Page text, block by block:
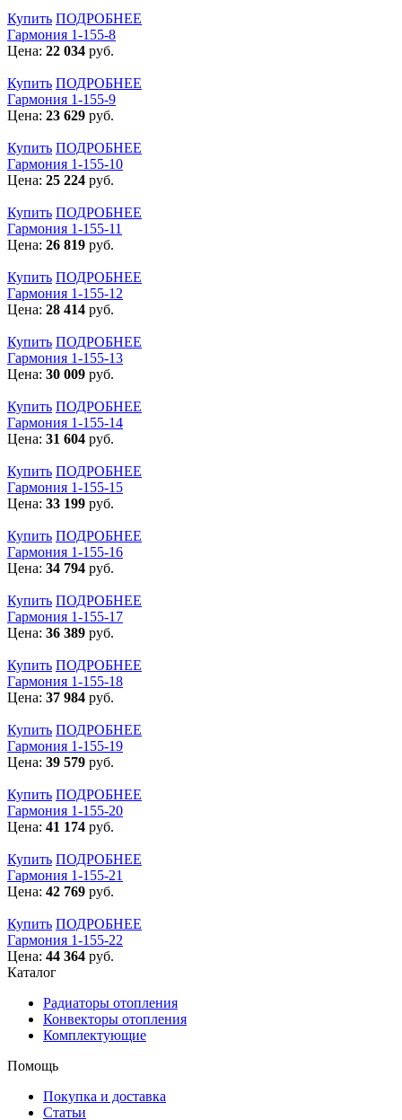
Купить ПОДРОБНЕЕ
Гармония 1-155-8
Цена: 22 034 руб.
Купить ПОДРОБНЕЕ
Гармония 1-155-9
Цена: 23 629 руб.
Купить ПОДРОБНЕЕ
Гармония 1-155-10
Цена: 25 224 руб.
Купить ПОДРОБНЕЕ
Гармония 1-155-11
Цена: 26 819 руб.
Купить ПОДРОБНЕЕ
Гармония 1-155-12
Цена: 28 414 руб.
Купить ПОДРОБНЕЕ
Гармония 1-155-13
Цена: 30 009 руб.
Купить ПОДРОБНЕЕ
Гармония 1-155-14
Цена: 31 604 руб.
Купить ПОДРОБНЕЕ
Гармония 1-155-15
Цена: 33 199 руб.
Купить ПОДРОБНЕЕ
Гармония 1-155-16
Цена: 34 794 руб.
Купить ПОДРОБНЕЕ
Гармония 1-155-17
Цена: 36 389 руб.
Купить ПОДРОБНЕЕ
Гармония 1-155-18
Цена: 37 984 руб.
Купить ПОДРОБНЕЕ
Гармония 1-155-19
Цена: 39 579 руб.
Купить ПОДРОБНЕЕ
Гармония 1-155-20
Цена: 41 174 руб.
Купить ПОДРОБНЕЕ
Гармония 1-155-21
Цена: 42 769 руб.
Купить ПОДРОБНЕЕ
Гармония 1-155-22
Цена: 44 364 руб.
Каталог
Радиаторы отопления
Конвекторы отопления
Комплектующие
Помощь
Покупка и доставка
Статьи